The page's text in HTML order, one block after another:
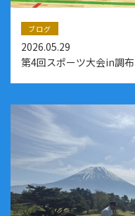
ブログ
2026.05.29
第4回スポーツ大会in調布